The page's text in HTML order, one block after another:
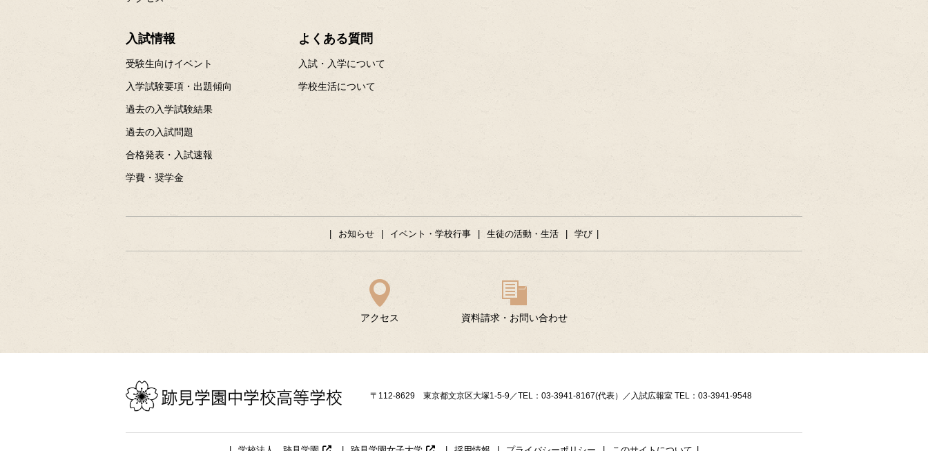
入試情報
受験生向けイベント
入学試験要項・出題傾向
過去の入学試験結果
過去の入試問題
合格発表・入試速報
学費・奨学金
よくある質問
入試・入学について
学校生活について
お知らせ イベント・学校行事 生徒の活動・生活 学び
アクセス 資料請求・お問い合わせ
〒112-8629 東京都文京区大塚1-5-9／TEL：03-3941-8167(代表）／入試広報室 TEL：03-3941-9548